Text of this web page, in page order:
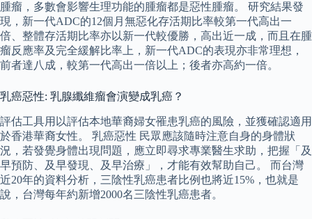
腫瘤，多數會影響生理功能的腫瘤都是惡性腫瘤。 研究結果發
現，新一代ADC的12個月無惡化存活期比率較第一代高出一
倍、整體存活期比率亦以新一代較優勝，高出近一成，而且在腫
瘤反應率及完全緩解比率上，新一代ADC的表現亦非常理想，
前者達八成，較第一代高出一倍以上；後者亦高約一倍。
乳癌惡性: 乳腺纖維瘤會演變成乳癌？
評估工具用以評估本地華裔婦女罹患乳癌的風險，並獲確認適用
於香港華裔女性。 乳癌惡性 民眾應該隨時注意自身的身體狀
況，若發覺身體出現問題，應立即尋求專業醫生求助，把握「及
早預防、及早發現、及早治療」，才能有效幫助自己。 而台灣
近20年的資料分析，三陰性乳癌患者比例也將近15%，也就是
說，台灣每年約新增2000名三陰性乳癌患者。